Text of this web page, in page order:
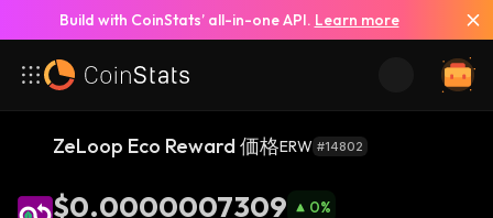
Build with CoinStats’ all-in-one API. Learn more
ZeLoop Eco Reward 価格ERW #14802
$0.0000007309 0%